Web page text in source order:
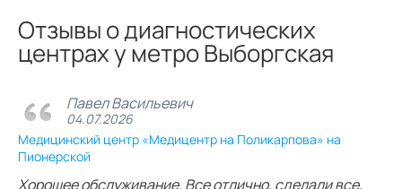
Отзывы о диагностических
центрах у метро Выборгская
Павел Васильевич
04.07.2026
Медицинский центр «Медицентр на Поликарпова» на
Пионерской
Хорошее обслуживание. Все отлично, сделали все,